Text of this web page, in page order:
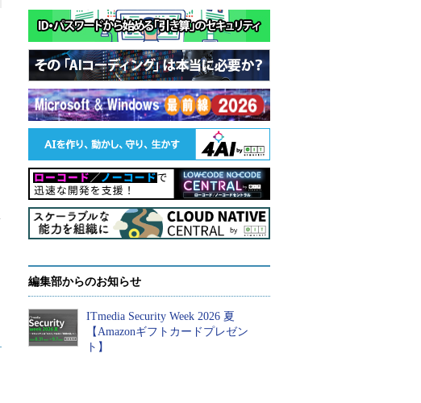
編集部からのお知らせ
ITmedia Security Week 2026 夏
【Amazonギフトカードプレゼン
ト】